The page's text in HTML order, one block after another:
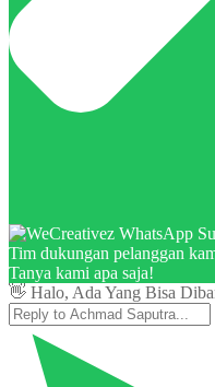
Tim dukungan pelanggan
Tanya kami apa saja!
👋 Halo, Ada Yang Bisa